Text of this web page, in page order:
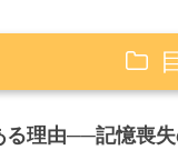
理由──記憶喪失